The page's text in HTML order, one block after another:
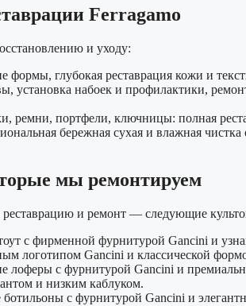
Ferragamo
и уходу:
формы, глубокая реставрация кожи и
установка набоек и профилактики,
ремни, портфели, ключницы: полная
бережная сухая и влажная чистка
мы ремонтируем
и ремонт — следующие
с фирменной фурнитурой Gancini и
логотипом Gancini и классической
лоферы с фурнитурой Gancini и
и низким каблуком.
с фурнитурой Gancini и